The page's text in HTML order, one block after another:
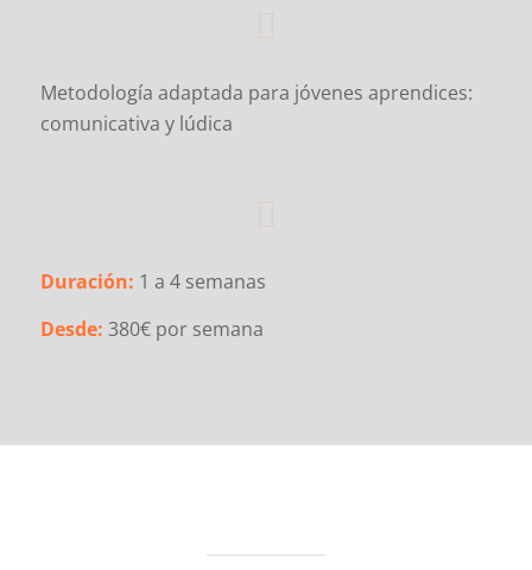
Metodología adaptada para jóvenes aprendices:
comunicativa y lúdica
Duración: 1 a 4 semanas
Desde: 380€ por semana